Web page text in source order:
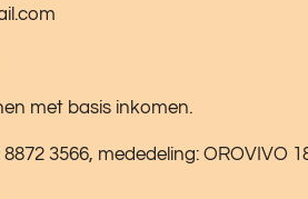
met basis inkomen.
3566, mededeling: OROVIVO